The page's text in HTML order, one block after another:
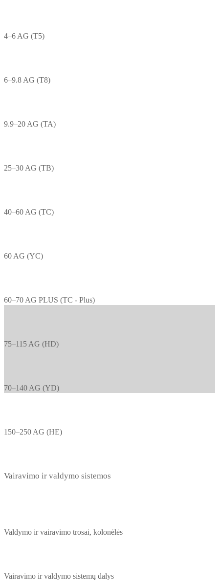
4–6 AG (T5)
6–9.8 AG (T8)
9.9–20 AG (TA)
25–30 AG (TB)
40–60 AG (TC)
60 AG (YC)
60–70 AG PLUS (TC - Plus)
75–115 AG (HD)
70–140 AG (YD)
150–250 AG (HE)
Vairavimo ir valdymo sistemos
Valdymo ir vairavimo trosai, kolonėlės
Vairavimo ir valdymo sistemų dalys